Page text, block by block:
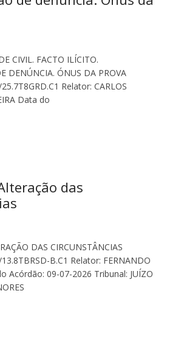
CIVIL. FACTO ILÍCITO.
DENÚNCIA. ÓNUS DA PROVA
Relator: CARLOS
Data do
das
DAS CIRCUNSTÂNCIAS
B.C1 Relator: FERNANDO
Acórdão: 09-07-2026 Tribunal: JUÍZO